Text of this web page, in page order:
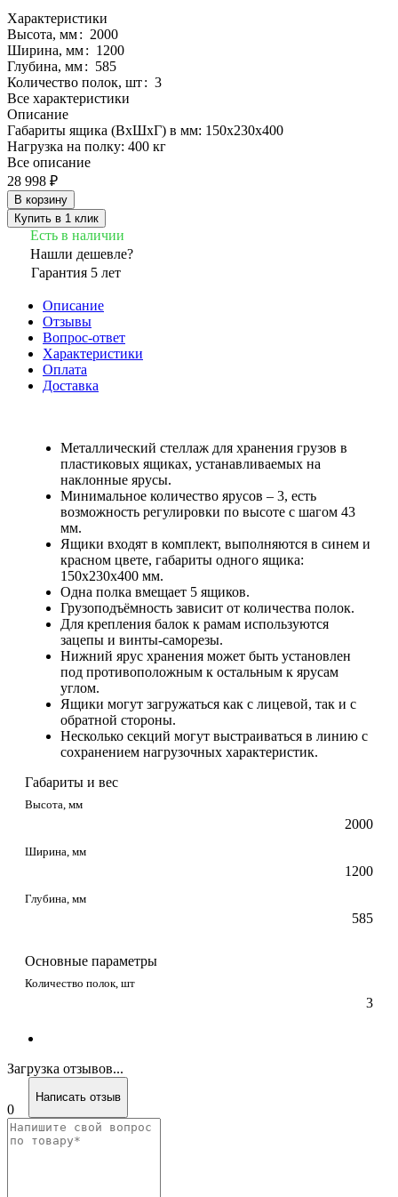
Характеристики
Высота, мм: 2000
Ширина, мм: 1200
Глубина, мм: 585
Количество полок, шт: 3
Все характеристики
Описание
Габариты ящика (ВхШхГ) в мм: 150x230x400
Нагрузка на полку: 400 кг
Все описание
28 998 ₽
В корзину
Купить в 1 клик
Есть в наличии
Нашли дешевле?
Гарантия 5 лет
Описание
Отзывы
Вопрос-ответ
Характеристики
Оплата
Доставка
Металлический стеллаж для хранения грузов в
пластиковых ящиках, устанавливаемых на
наклонные ярусы.
Минимальное количество ярусов – 3, есть
возможность регулировки по высоте с шагом 43
мм.
Ящики входят в комплект, выполняются в синем и
красном цвете, габариты одного ящика:
150x230x400 мм.
Одна полка вмещает 5 ящиков.
Грузоподъёмность зависит от количества полок.
Для крепления балок к рамам используются
зацепы и винты-саморезы.
Нижний ярус хранения может быть установлен
под противоположным к остальным к ярусам
углом.
Ящики могут загружаться как с лицевой, так и с
обратной стороны.
Несколько секций могут выстраиваться в линию с
сохранением нагрузочных характеристик.
Габариты и вес
Высота, мм
2000
Ширина, мм
1200
Глубина, мм
585
Основные параметры
Количество полок, шт
3
Загрузка отзывов...
0
Написать отзыв